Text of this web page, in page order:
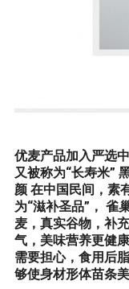
优麦产品加入严选
又被称为“长寿米”
颜 在中国民间，素
为“滋补圣品”， 雀
麦，真实谷物，补
气，美味营养更健
需要担心，食用后
够使身材形体苗条美